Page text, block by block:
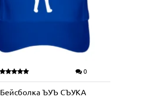
0
Бейсболка ЪУЪ СЪУКА